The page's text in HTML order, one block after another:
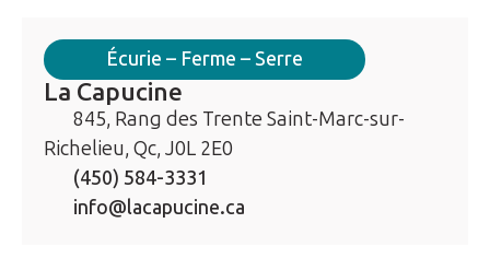
Écurie – Ferme – Serre
La Capucine
845, Rang des Trente Saint-Marc-sur-
Richelieu, Qc, J0L 2E0
(450) 584-3331
info@lacapucine.ca